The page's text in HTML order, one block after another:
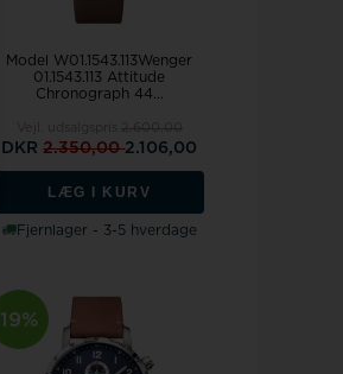
Model W01.1543.113Wenger
01.1543.113 Attitude
Chronograph 44...
DKR2.350,002.106,00
LÆG I KURV
Fjernlager - 3-5 hverdage
19%